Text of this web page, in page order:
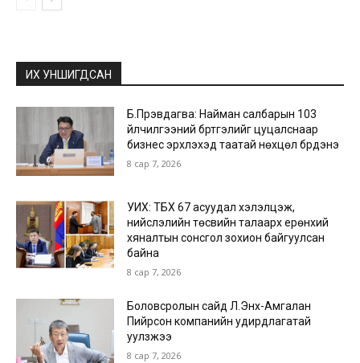
ИХ УНШИГДСАН
Б.Пүрэвдагва: Найман салбарын 103
үйлчилгээний бүртгэлийг цуцалснаар
бизнес эрхлэхэд таатай нөхцөл бүрдэнэ
8 сар 7, 2026
УИХ: ТБХ 67 асуудал хэлэлцэж,
нийслэлийн төсвийн талаарх ерөнхий
хяналтын сонсгол зохион байгуулсан
байна
8 сар 7, 2026
Боловсролын сайд Л.Энх-Амгалан
Пийрсон компанийн удирдлагатай
уулзжээ
8 сар 7, 2026